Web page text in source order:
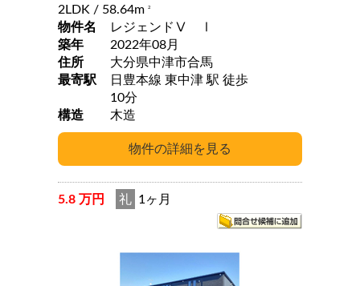
2LDK / 58.64m 2
物件名
レジェンドⅤ Ⅰ
築年
2022年08月
住所
大分県中津市合馬
最寄駅
日豊本線 東中津 駅 徒歩
10分
構造
木造
5.8 万円 礼 1ヶ月